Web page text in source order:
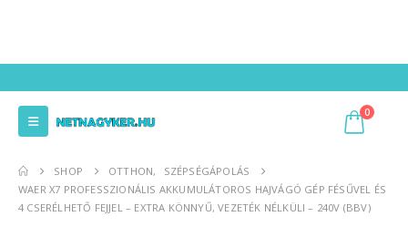
0
SHOP OTTHON,
SZÉPSÉGÁPOLÁS
WAER X7 PROFESSZIONÁLIS AKKUMULÁTOROS HAJVÁGÓ GÉP FÉSŰVEL ÉS
4 CSERÉLHETŐ FEJJEL – EXTRA KÖNNYŰ, VEZETÉK NÉLKÜLI – 240V (BBV)